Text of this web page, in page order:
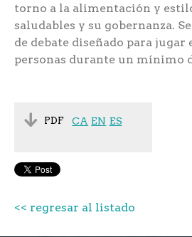
torno a la alimentación y
saludables y su gobernanza.
de debate diseñado para jugar
personas durante un mínimo
PDF CA EN ES
<< regresar al listado